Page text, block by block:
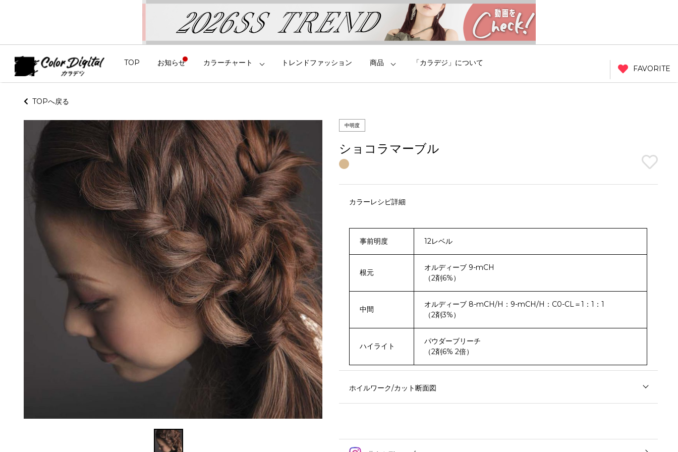
TOP お知らせ カラーチャート トレンドファッション 商品 「カラデジ」について
FAVORITE
TOPへ戻る
中明度
ショコラマーブル
カラーレシピ詳細
事前明度 12レベル
根元
オルディーブ 9-mCH
（2剤6%）
中間
オルディーブ 8-mCH/H：9-mCH/H：C0-CL＝1：1：1
（2剤3%）
ハイライト
パウダーブリーチ
（2剤6% 2倍）
ホイルワーク/カット断面図